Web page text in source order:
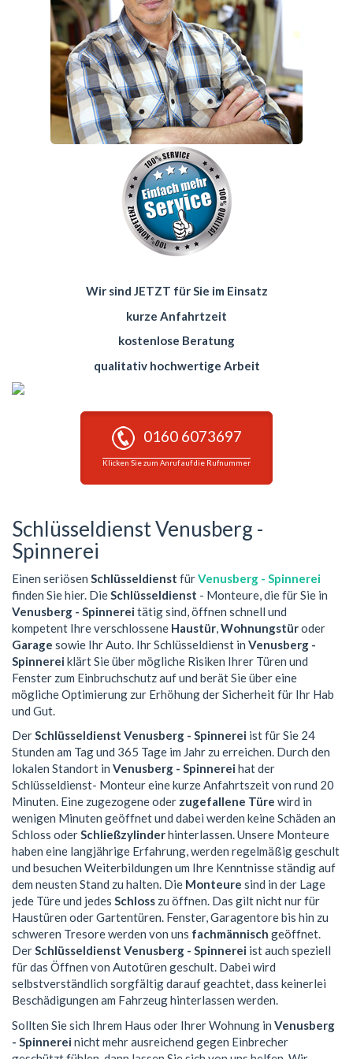
Wir sind JETZT für Sie im Einsatz
kurze Anfahrtzeit
kostenlose Beratung
qualitativ hochwertige Arbeit
0160 6073697
Klicken Sie zum Anruf auf die Rufnummer
Schlüsseldienst Venusberg -
Spinnerei
Einen seriösen Schlüsseldienst fürVenusberg - Spinnerei
finden Sie hier. DieSchlüsseldienst - Monteure, die für Sie in
Venusberg - Spinnereitätig sind, öffnen schnell und
kompetent Ihre verschlossene Haustür,Wohnungstüroder
Garage sowie Ihr Auto. Ihr Schlüsseldienst in Venusberg -
Spinnereiklärt Sie über mögliche Risiken Ihrer Türen und
Fenster zum Einbruchschutz auf und berät Sie über eine
mögliche Optimierung zur Erhöhung der Sicherheit für Ihr Hab
und Gut.
DerSchlüsseldienst Venusberg - Spinnerei ist für Sie 24
Stunden am Tag und 365 Tage im Jahr zu erreichen. Durch den
lokalen Standort in Venusberg - Spinnereihat der
Schlüsseldienst- Monteur eine kurze Anfahrtszeit von rund 20
Minuten. Eine zugezogene oder zugefallene Türe wird in
wenigen Minuten geöffnet und dabei werden keine Schäden an
Schloss oderSchließzylinderhinterlassen. Unsere Monteure
haben eine langjährige Erfahrung, werden regelmäßig geschult
und besuchen Weiterbildungen um Ihre Kenntnisse ständig auf
dem neusten Stand zu halten. Die Monteure sind in der Lage
jede Türe und jedes Schloss zu öffnen. Das gilt nicht nur für
Haustüren oder Gartentüren. Fenster, Garagentore bis hin zu
schweren Tresore werden von uns fachmännisch geöffnet.
DerSchlüsseldienst Venusberg - Spinnerei ist auch speziell
für das Öffnen von Autotüren geschult. Dabei wird
selbstverständlich sorgfältig darauf geachtet, dass keinerlei
Beschädigungen am Fahrzeug hinterlassen werden.
Sollten Sie sich Ihrem Haus oder Ihrer Wohnung in Venusberg
- Spinnereinicht mehr ausreichend gegen Einbrecher